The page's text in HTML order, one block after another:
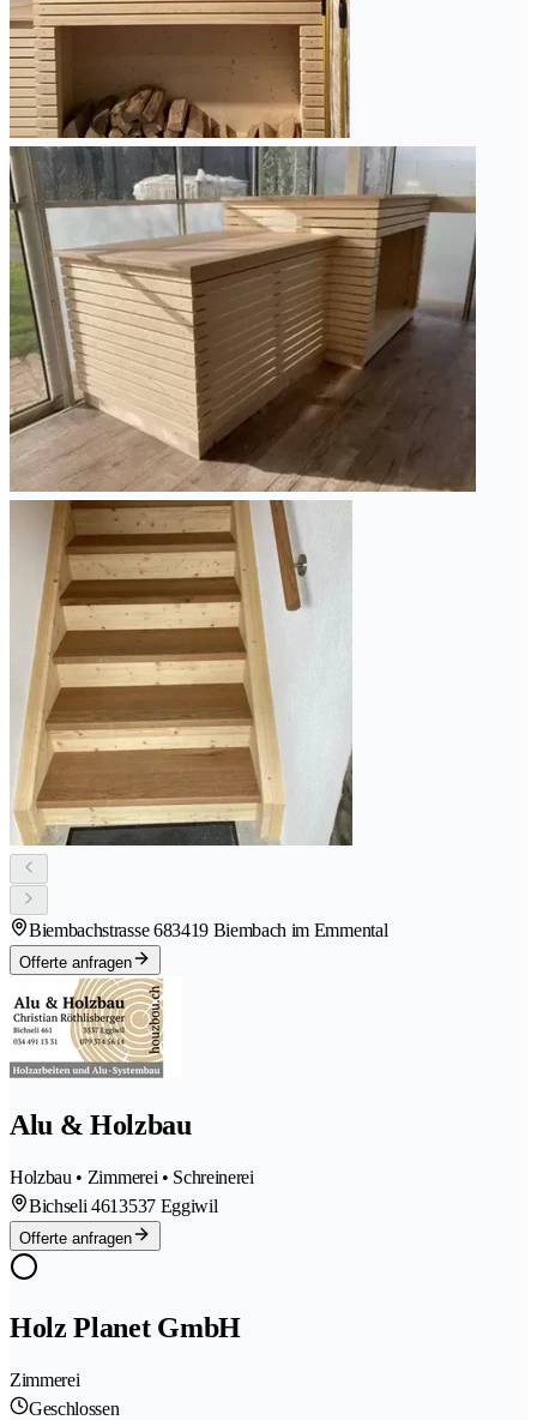
Biembachstrasse 683419 Biembach im Emmental
Offerte anfragen
Alu & Holzbau
Holzbau • Zimmerei • Schreinerei
Bichseli 4613537 Eggiwil
Offerte anfragen
Holz Planet GmbH
Zimmerei
Geschlossen